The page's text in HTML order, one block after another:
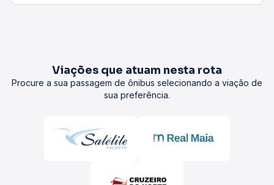
Viações que atuam nesta rota
Procure a sua passagem de ônibus selecionando a viação de
sua preferência.